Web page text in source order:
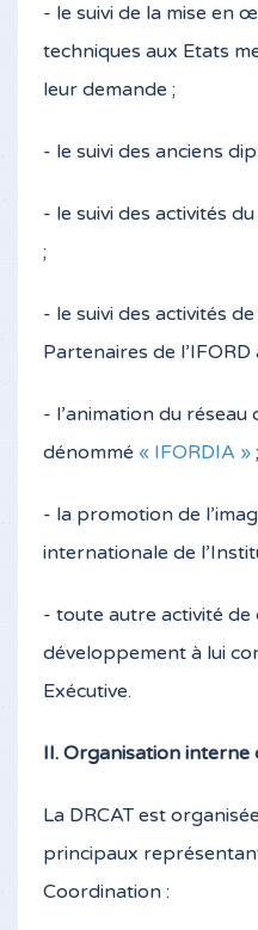
- le suivi de la mise en
techniques aux Etats
leur demande ;
- le suivi des anciens
- le suivi des activités
;
- le suivi des activités
Partenaires de l’IFORD
- l’animation du réseau
dénommé « IFORDIA » ;
- la promotion de
internationale de
- toute autre activité
développement à lui
Exécutive.
II. Organisation interne
La DRCAT est
principaux
Coordination :